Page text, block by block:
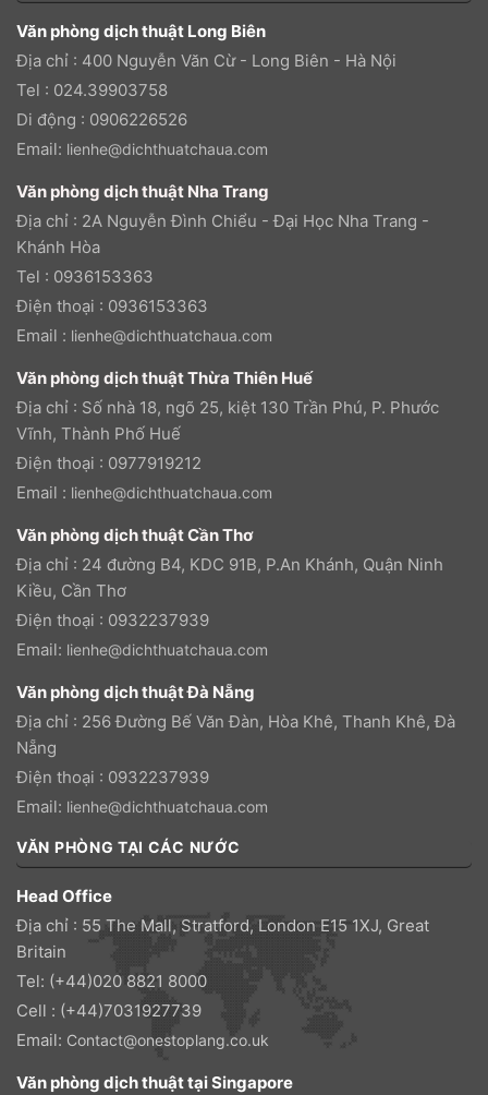
Văn phòng dịch thuật Long Biên
Địa chỉ : 400 Nguyễn Văn Cừ - Long Biên - Hà Nội
Tel : 024.39903758
Di động : 0906226526
Email: lienhe@dichthuatchaua.com
Văn phòng dịch thuật Nha Trang
Địa chỉ : 2A Nguyễn Đình Chiểu - Đại Học Nha Trang -
Khánh Hòa
Tel : 0936153363
Điện thoại : 0936153363
Email : lienhe@dichthuatchaua.com
Văn phòng dịch thuật Thừa Thiên Huế
Địa chỉ : Số nhà 18, ngõ 25, kiệt 130 Trần Phú, P. Phước
Vĩnh, Thành Phố Huế
Điện thoại : 0977919212
Email : lienhe@dichthuatchaua.com
Văn phòng dịch thuật Cần Thơ
Địa chỉ : 24 đường B4, KDC 91B, P.An Khánh, Quận Ninh
Kiều, Cần Thơ
Điện thoại : 0932237939
Email: lienhe@dichthuatchaua.com
Văn phòng dịch thuật Đà Nẵng
Địa chỉ : 256 Đường Bế Văn Đàn, Hòa Khê, Thanh Khê, Đà
Nẵng
Điện thoại : 0932237939
Email: lienhe@dichthuatchaua.com
VĂN PHÒNG TẠI CÁC NƯỚC
Head Office
Địa chỉ : 55 The Mall, Stratford, London E15 1XJ, Great
Britain
Tel: (+44)020 8821 8000
Cell : (+44)7031927739
Email: Contact@onestoplang.co.uk
Văn phòng dịch thuật tại Singapore